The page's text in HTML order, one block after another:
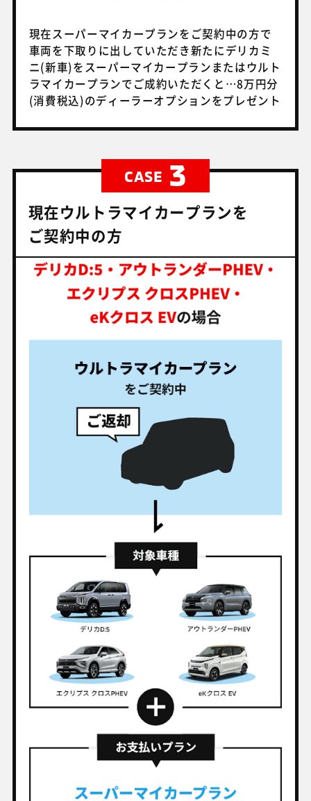
現在スーパーマイカープランをご契約中の方で
車両を下取りに出していただき新たにデリカミ
ニ(新車)をスーパーマイカープランまたはウルト
ラマイカープランでご成約いただくと…8万円分
(消費税込)のディーラーオプションをプレゼント
CASE 3
現在ウルトラマイカープランを
ご契約中の方